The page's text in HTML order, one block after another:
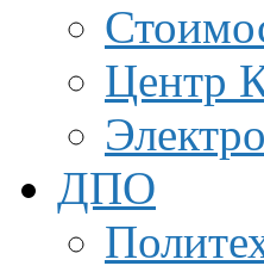
Центр
ДПО